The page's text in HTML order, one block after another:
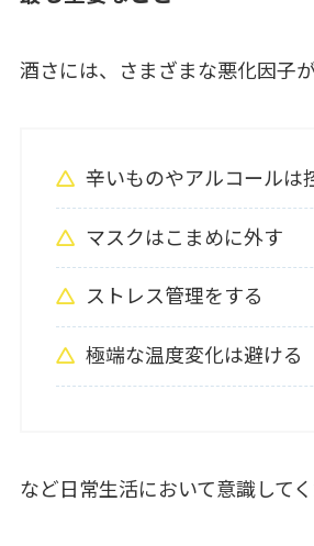
酒さには、さまざまな悪化因子が
辛いものやアルコールは
マスクはこまめに外す
ストレス管理をする
極端な温度変化は避ける
など日常生活において意識してく